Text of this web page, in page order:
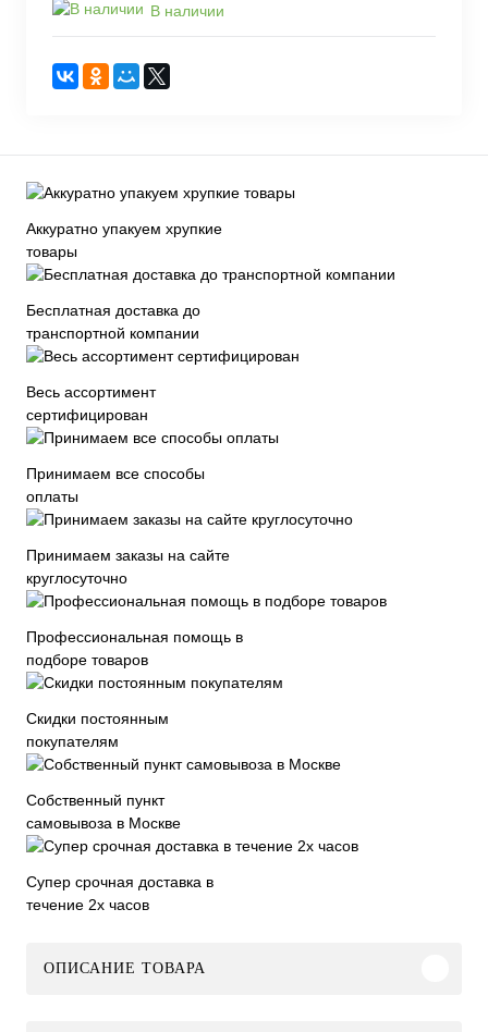
В наличии
Аккуратно упакуем хрупкие
товары
Бесплатная доставка до
транспортной компании
Весь ассортимент
сертифицирован
Принимаем все способы
оплаты
Принимаем заказы на сайте
круглосуточно
Профессиональная помощь в
подборе товаров
Скидки постоянным
покупателям
Собственный пункт
самовывоза в Москве
Супер срочная доставка в
течение 2х часов
ОПИСАНИЕ ТОВАРА